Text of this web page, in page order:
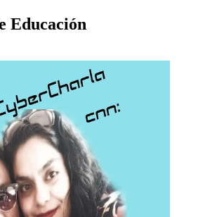
Educación